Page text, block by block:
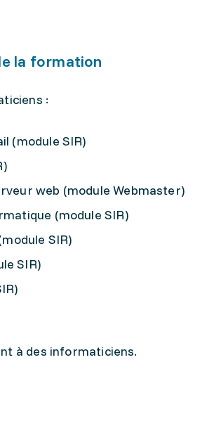
la formation
:
(module SIR)
web (module Webmaster)
(module SIR)
SIR)
SIR)
à des informaticiens.